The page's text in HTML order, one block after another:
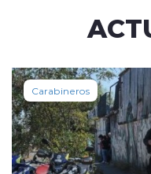
Carabineros